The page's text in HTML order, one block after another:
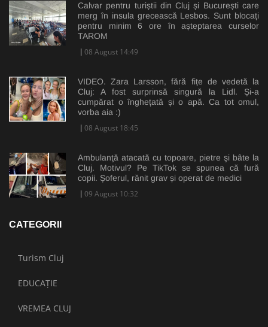
Calvar pentru turiștii din Cluj și București care
merg în insula grecească Lesbos. Sunt blocați
pentru minim 6 ore în așteptarea curselor
TAROM
08 August 14:49
VIDEO. Zara Larsson, fără fițe de vedetă la
Cluj: A fost surprinsă singură la Lidl. Și-a
cumpărat o înghețată și o apă. Ca tot omul,
vorba aia :)
08 August 18:45
Ambulanţă atacată cu topoare, pietre şi bâte la
Cluj. Motivul? Pe TikTok se spunea că fură
copii. Șoferul, rănit grav și operat de medici
09 August 10:32
CATEGORII
Turism Cluj
EDUCAȚIE
VREMEA CLUJ